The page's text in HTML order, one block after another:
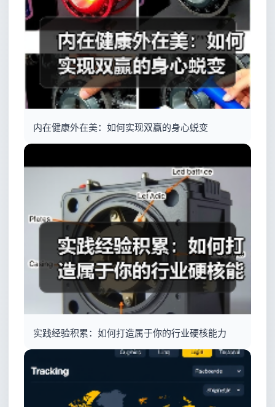
内在健康外在美：如何实现双赢的身心蜕变
实践经验积累：如何打造属于你的行业硬核能力